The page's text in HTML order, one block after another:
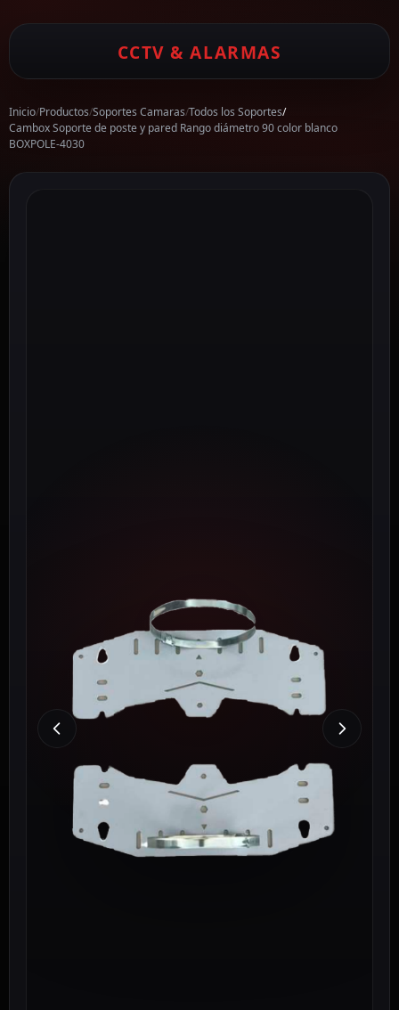
CCTV & ALARMAS
Inicio/Productos/Soportes Camaras/Todos los Soportes/
Cambox Soporte de poste y pared Rango diámetro 90 color blanco
BOXPOLE-4030